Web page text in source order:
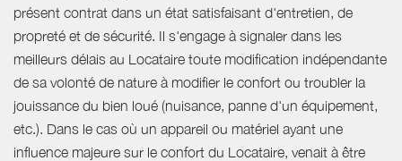
présent contrat dans un état satisfaisant d'entretien, de
propreté et de sécurité. Il s'engage à signaler dans les
meilleurs délais au Locataire toute modification indépendante
de sa volonté de nature à modifier le confort ou troubler la
jouissance du bien loué (nuisance, panne d'un équipement,
etc.). Dans le cas où un appareil ou matériel ayant une
influence majeure sur le confort du Locataire, venait à être